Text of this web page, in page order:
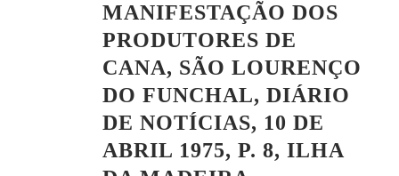
MANIFESTAÇÃO DOS
PRODUTORES DE
CANA, SÃO LOURENÇO
DO FUNCHAL, DIÁRIO
DE NOTÍCIAS, 10 DE
ABRIL 1975, P. 8, ILHA